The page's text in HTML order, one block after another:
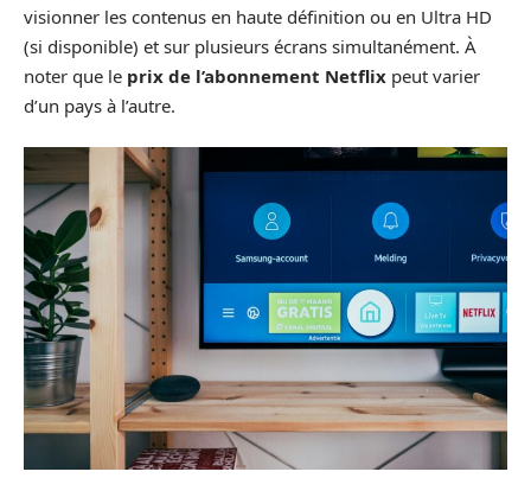
visionner les contenus en haute définition ou en Ultra HD
(si disponible) et sur plusieurs écrans simultanément. À
noter que le prix de l’abonnement Netflix peut varier
d’un pays à l’autre.